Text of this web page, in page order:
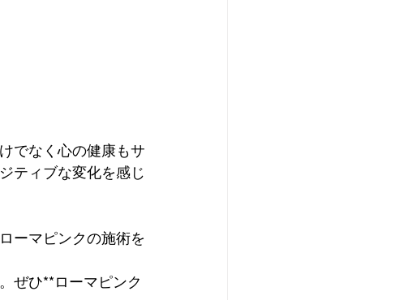
でなく心の健康もサ
ティブな変化を感じ
ーマピンクの施術を
ぜひ**ローマピンク